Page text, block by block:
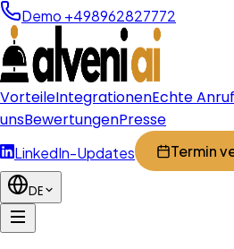
Demo +498962827772
VorteileIntegrationenEchte
unsBewertungenPresse
LinkedIn-Updates Termin
DE